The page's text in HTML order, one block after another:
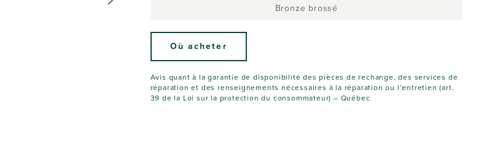
Bronze brossé
Où acheter
Avis quant à la garantie de disponibilité des pièces de rechange, des services de
réparation et des renseignements nécessaires à la réparation ou l’entretien (art.
39 de la Loi sur la protection du consommateur) – Québec